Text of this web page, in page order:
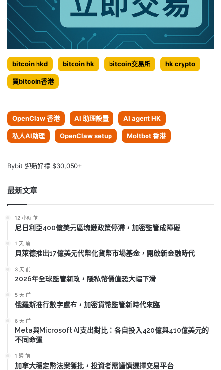
bitcoin hkd bitcoin hk bitcoin交易所 hk crypto
買bitcoin香港
OpenClaw 香港 AI 助理設置 AI agent HK
私人AI助理 OpenClaw setup Moltbot 香港
Bybit 迎新好禮 $30,050+
最新文章
12 小時 前
尼日利亞400億美元區塊鏈政策停滯，加密監管成障礙
1 天 前
貝萊德推出17億美元代幣化貨幣市場基金，開啟新金融時代
3 天 前
2026年全球監管新政，隱私幣價值恐大幅下滑
5 天 前
俄羅斯推行數字盧布，加密貨幣監管新時代來臨
6 天 前
Meta與Microsoft AI支出對比：各自投入420億與410億美元的
不同命運
1 週 前
加拿大穩定幣法案獲批，投資者需謹慎選擇交易平台